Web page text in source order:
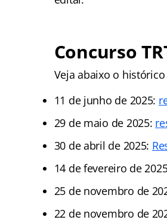
Concurso
Veja abaixo o
11 de junho de 2025:
29 de maio de 2025:
30 de abril de 2025:
14 de fevereiro de
25 de novembro de
22 de novembro de